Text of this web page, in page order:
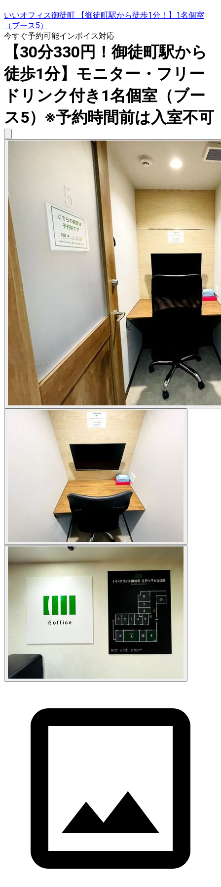
いいオフィス御徒町 【御徒町駅から徒歩1分！】1名個室
（ブース5）
今すぐ予約可能インボイス対応
【30分330円！御徒町駅から
徒歩1分】モニター・フリー
ドリンク付き1名個室（ブー
ス5）※予約時間前は入室不可